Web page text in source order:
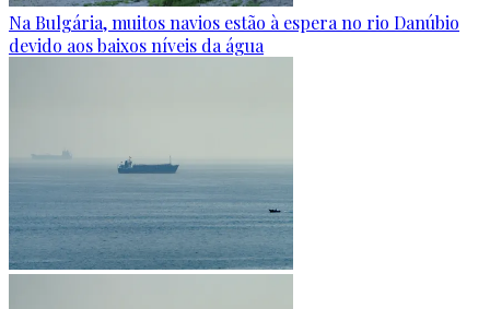
Na Bulgária, muitos navios estão à espera no rio Danúbio
devido aos baixos níveis da água